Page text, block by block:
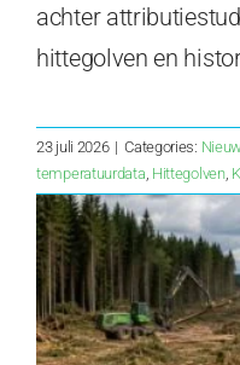
achter
hittegolven en
23 juli 2026 | Categories:
temperatuurdata Hittegolven,